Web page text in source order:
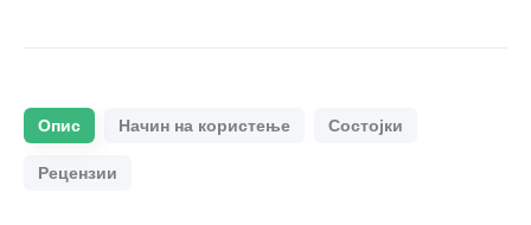
Опис Начин на користење Состојки
Рецензии